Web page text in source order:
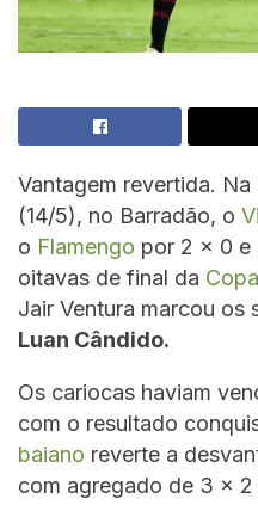
Vantagem revertida.
(14/5), no Barradão, o
o Flamengo por 2 x 0 e
oitavas de final da
Jair Ventura marcou os
Luan Cândido.
Os cariocas haviam
com o resultado
baiano reverte a
com agregado de 3 x 2